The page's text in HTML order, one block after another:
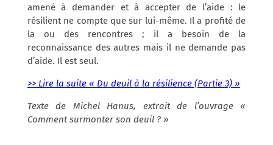
amené à demander et à accepter de l’aide : le
résilient ne compte que sur lui-même. Il a profité de
la ou des rencontres ; il a besoin de la
reconnaissance des autres mais il ne demande pas
d’aide. Il est seul.
>> Lire la suite « Du deuil à la résilience (Partie 3) »
Texte de Michel Hanus, extrait de l’ouvrage «
Comment surmonter son deuil ? »